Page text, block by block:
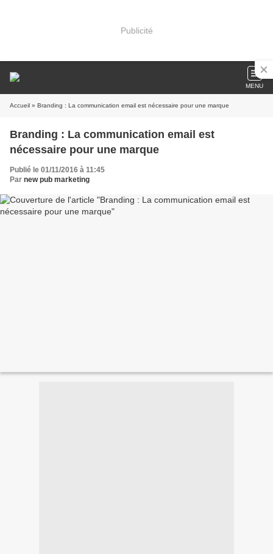
Publicité
MENU
Accueil » Branding : La communication email est nécessaire pour une marque
Branding : La communication email est
nécessaire pour une marque
Publié le 01/11/2016 à 11:45
Par new pub marketing